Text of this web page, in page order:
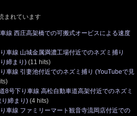
まれています
線 西庄高架橋での可搬式オービスによる速度
車線 山城金属満濃工場付近でのネズミ捕り
締まり) (11 hits)
車線 引妻池付近でのネズミ捕り (YouTubeで見
8号下り車線 高松自動車道高架付近でのネズミ
締まり) (4 hits)
車線 ファミリーマート観音寺流岡店付近での